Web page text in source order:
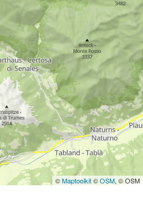
©Maptoolkit©OSM, © OSM